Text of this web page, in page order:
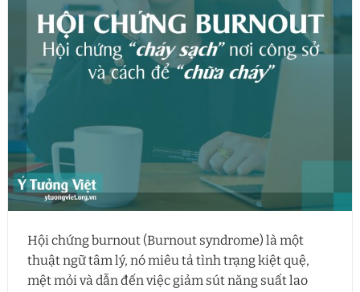
Hội chứng burnout (Burnout syndrome) là một
thuật ngữ tâm lý, nó miêu tả tình trạng kiệt quệ,
mệt mỏi và dẫn đến việc giảm sút năng suất lao